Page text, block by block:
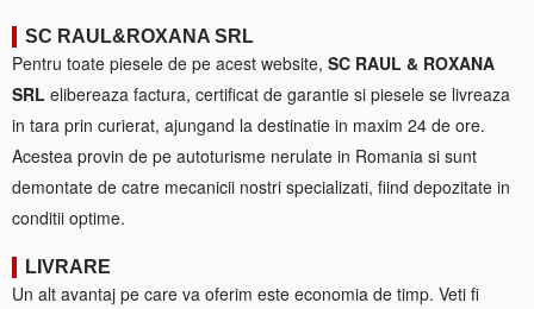
SC RAUL&ROXANA SRL
Pentru toate piesele de pe acest website, SC RAUL & ROXANA
SRL elibereaza factura, certificat de garantie si piesele se livreaza
in tara prin curierat, ajungand la destinatie in maxim 24 de ore.
Acestea provin de pe autoturisme nerulate in Romania si sunt
demontate de catre mecanicii nostri specializati, fiind depozitate in
conditii optime.
LIVRARE
Un alt avantaj pe care va oferim este economia de timp. Veti fi